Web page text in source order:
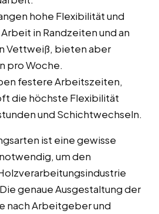
hohe Flexibilität und
in Randzeiten und an
Vettweiß, bieten aber
pro Woche.
festere Arbeitszeiten,
die höchste Flexibilität
und Schichtwechseln.
ist eine gewisse
um den
genaue Ausgestaltung der
nach Arbeitgeber und